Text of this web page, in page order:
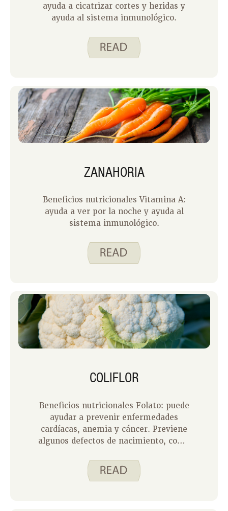
ayuda a cicatrizar cortes y heridas y
ayuda al sistema inmunológico.
ZANAHORIA
Beneficios nutricionales Vitamina A:
ayuda a ver por la noche y ayuda al
sistema inmunológico.
COLIFLOR
Beneficios nutricionales Folato: puede
ayudar a prevenir enfermedades
cardíacas, anemia y cáncer. Previene
algunos defectos de nacimiento, como